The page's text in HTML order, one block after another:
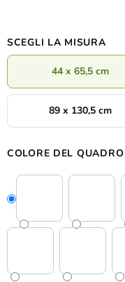
SCEGLI LA MISURA
44 x 65,5 cm
89 x 130,5 cm
COLORE DEL QUADRO